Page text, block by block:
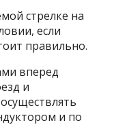
стрелке на
если
правильно.
вперед
и
и по